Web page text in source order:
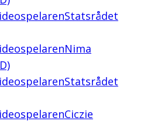
Statsrådet
Nima
Statsrådet
Ciczie